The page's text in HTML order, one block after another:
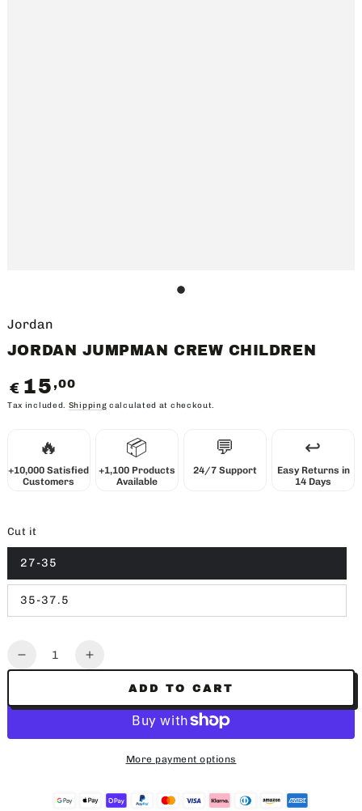
1
Jordan
JORDAN JUMPMAN CREW CHILDREN
Regular
price
€ 15 ,00
Tax included. Shipping calculated at checkout.
🔥
+10,000 Satisfied
Customers
📦
+1,100 Products
Available
💬
24/7 Support
↩️
Easy Returns in
14 Days
Cut it
27-35
35-37.5
Quantity
Decrease
JORDAN
Increase
JORDAN
JUMPMAN
CHILDREN
ADD TO CART
More payment options